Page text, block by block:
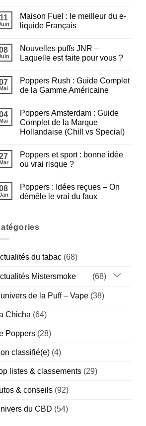
de
fumer
en
2
minutes
sur
Les
e-
Sans
Nicotine
sont
11
Maison Fuel : le meilleur du e-
liquide Français
sur
Maison
Fuel
meilleur
du
e-
Nouvelles puffs JNR –
Laquelle est faite pour vous ?
sur
Nouvelles
puffs
Laquelle
est
faite
pour
Poppers Rush : Guide Complet
de la Gamme Américaine
sur
Poppers
Rush
de
la
Gamme
Poppers Amsterdam : Guide
Complet de la Marque
Hollandaise (Chill vs Special)
sur
Poppers
Amsterdam
Complet
de
la
vs
Special)
Poppers et sport : bonne idée
ou vrai risque ?
sur
Poppers
et
idée
ou
Poppers : Idées reçues – On
démêle le vrai du faux
Poppers
:
On
vrai
du tabac (68)
Mistersmoke (68)
de la Puff – Vape (38)
Chicha (64)
Poppers (28)
classifié(e) (4)
listes & classements (29)
& conseils (92)
du CBD (54)